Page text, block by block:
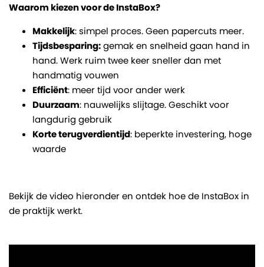
Waarom kiezen voor de InstaBox?
Makkelijk: simpel proces. Geen papercuts meer.
Tijdsbesparing:gemak en snelheid gaan hand in
hand. Werk ruim twee keer sneller dan met
handmatig vouwen
Efficiënt: meer tijd voor ander werk
Duurzaam: nauwelijks slijtage. Geschikt voor
langdurig gebruik
Korte terugverdientijd: beperkte investering, hoge
waarde
Bekijk de video hieronder en ontdek hoe de InstaBox in
de praktijk werkt.